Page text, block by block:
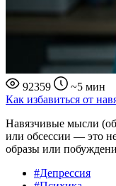
92359
~5 мин
Как избавиться от
Навязчивые мысли
или обсессии — это
образы или
#Депрессия